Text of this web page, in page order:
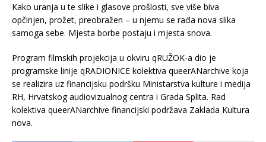
Kako uranja u te slike i glasove prošlosti, sve više biva
opčinjen, prožet, preobražen – u njemu se rađa nova slika
samoga sebe. Mjesta borbe postaju i mjesta snova.
Program filmskih projekcija u okviru qRUŽOK-a dio je
programske linije qRADIONICE kolektiva queerANarchive koja
se realizira uz financijsku podršku Ministarstva kulture i medija
RH, Hrvatskog audiovizualnog centra i Grada Splita. Rad
kolektiva queerANarchive financijski podržava Zaklada Kultura
nova.